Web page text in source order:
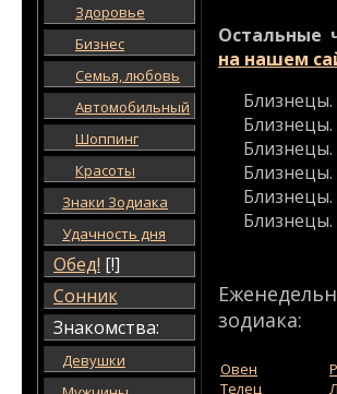
Здоровье
Бизнес
Семья, любовь
Автомобильный
Шоппинг
Красоты
Знаки Зодиака
Удачность дня
Обед! [!]
Сонник
Знакомства:
Девушки
Остальные
на нашем
Близнецы.
Близнецы.
Близнецы.
Близнецы.
Близнецы.
Близнецы.
зодиака:
Овен
Телец